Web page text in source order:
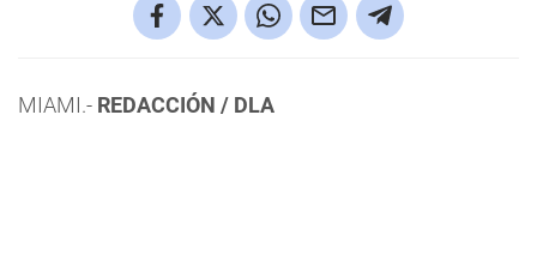
MIAMI.- REDACCIÓN / DLA